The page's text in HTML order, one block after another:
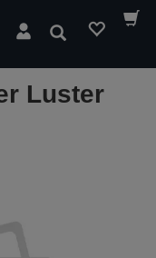
Suchen
Luster